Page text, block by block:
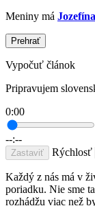
Meniny má Jozefína
Prehrať
Vypočuť článok
Pripravujem
0:00
--:--
Zastaviť Rýchlosť
Každý z nás má v
poriadku. Nie sme
rozhádžu viac než